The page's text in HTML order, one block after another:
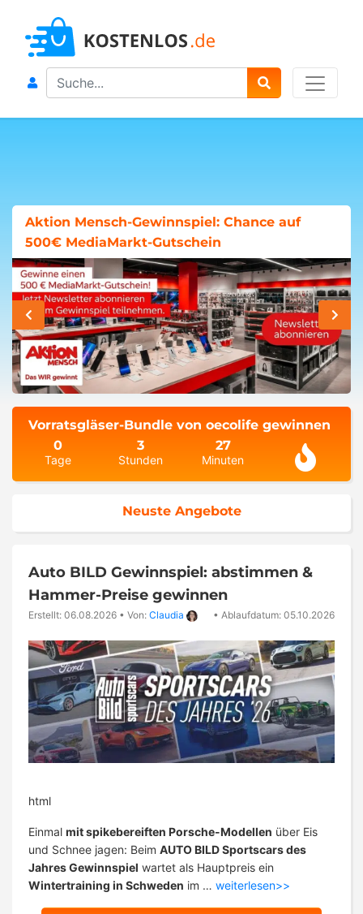
Search
Aktion Mensch-Gewinnspiel: Chance auf
500€ MediaMarkt-Gutschein
Vorratsgläser-Bundle von oecolife gewinnen
0
Tage
3
Stunden
27
Minuten
Neuste Angebote
Auto BILD Gewinnspiel: abstimmen &
Hammer-Preise gewinnen
Erstellt: 06.08.2026 • Von: Claudia • Ablaufdatum: 05.10.2026
html
Einmal mit spikebereiften Porsche-Modellen über Eis
und Schnee jagen: Beim AUTO BILD Sportscars des
Jahres Gewinnspiel wartet als Hauptpreis ein
Wintertraining in Schweden im … weiterlesen>>